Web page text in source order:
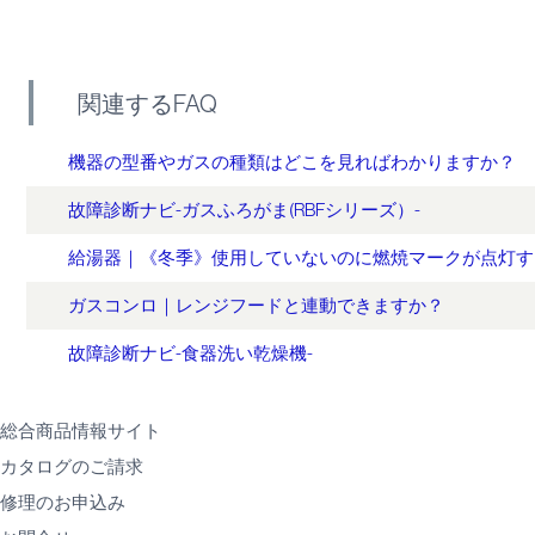
関連するFAQ
機器の型番やガスの種類はどこを見ればわかりますか？
故障診断ナビ-ガスふろがま(RBFシリーズ）-
給湯器｜《冬季》使用していないのに燃焼マークが点灯
ガスコンロ｜レンジフードと連動できますか？
故障診断ナビ-食器洗い乾燥機-
総合商品情報サイト
カタログのご請求
修理のお申込み